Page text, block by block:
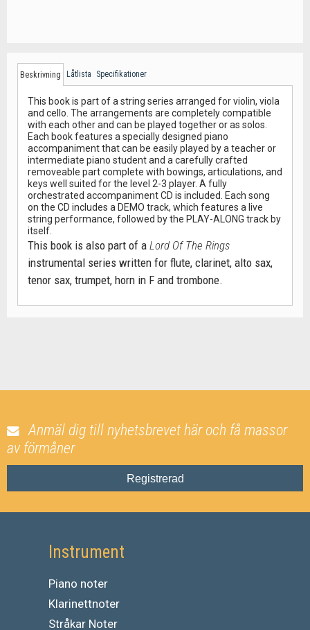
Beskrivning Låtlista Specifikationer
This book is part of a string series arranged for violin, viola
and cello. The arrangements are completely compatible
with each other and can be played together or as solos.
Each book features a specially designed piano
accompaniment that can be easily played by a teacher or
intermediate piano student and a carefully crafted
removeable part complete with bowings, articulations, and
keys well suited for the level 2-3 player. A fully
orchestrated accompaniment CD is included. Each song
on the CD includes a DEMO track, which features a live
string performance, followed by the PLAY-ALONG track by
itself.
This book is also part of a Lord Of The Rings
instrumental series written for flute, clarinet, alto sax,
tenor sax, trumpet, horn in F and trombone.
Anmäl dig till nyhetsbrevet här och få massor
av förmåner
Registrerad
Instrument
Piano noter
Klarinettnoter
Stråkar Noter